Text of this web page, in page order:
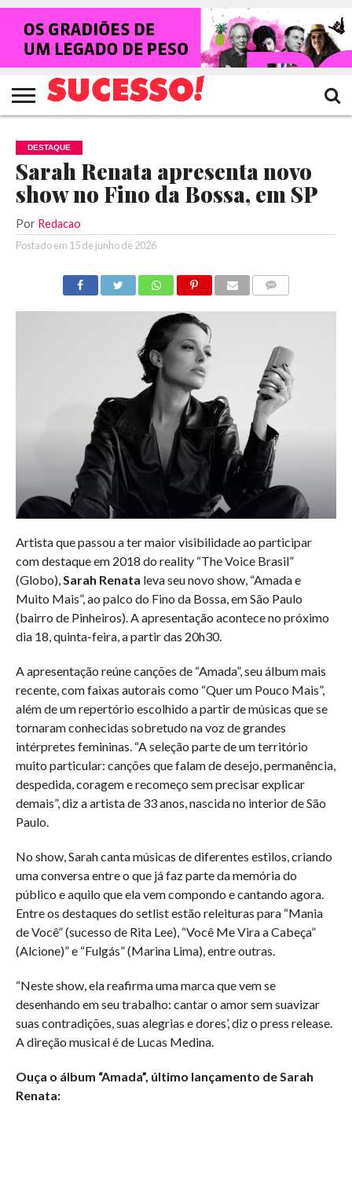
HOME
NOTÍCIAS
SHOWS
ENTREVISTAS
CLIQUES
RANKING
CROWLEY
TV
SUCESSO!
REVISTA
SUCESSO!
DESTAQUE
Sarah Renata apresenta novo
show no Fino da Bossa, em SP
Por Redacao
Postado em 15 de junho de 2026
Artista que passou a ter maior visibilidade ao participar
com destaque em 2018 do reality “The Voice Brasil”
(Globo), Sarah Renata leva seu novo show, “Amada e
Muito Mais”, ao palco do Fino da Bossa, em São Paulo
(bairro de Pinheiros). A apresentação acontece no próximo
dia 18, quinta-feira, a partir das 20h30.
A apresentação reúne canções de “Amada”, seu álbum mais
recente, com faixas autorais como “Quer um Pouco Mais”,
além de um repertório escolhido a partir de músicas que se
tornaram conhecidas sobretudo na voz de grandes
intérpretes femininas. “A seleção parte de um território
muito particular: canções que falam de desejo, permanência,
despedida, coragem e recomeço sem precisar explicar
demais”, diz a artista de 33 anos, nascida no interior de São
Paulo.
No show, Sarah canta músicas de diferentes estilos, criando
uma conversa entre o que já faz parte da memória do
público e aquilo que ela vem compondo e cantando agora.
Entre os destaques do setlist estão releituras para “Mania
de Você” (sucesso de Rita Lee), “Você Me Vira a Cabeça”
(Alcione)” e “Fulgás” (Marina Lima), entre outras.
“Neste show, ela reafirma uma marca que vem se
desenhando em seu trabalho: cantar o amor sem suavizar
suas contradições, suas alegrias e dores’, diz o press release.
A direção musical é de Lucas Medina.
Ouça o álbum “Amada”, último lançamento de Sarah
Renata: